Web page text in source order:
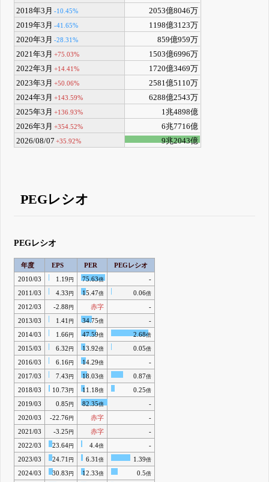
2018年3月 -10.45%
2053億8046万
2019年3月 -41.65%
1198億3123万
2020年3月 -28.31%
859億959万
2021年3月 +75.03%
1503億6996万
2022年3月 +14.41%
1720億3469万
2023年3月 +50.06%
2581億5110万
2024年3月 +143.59%
6288億2543万
2025年3月 +136.93%
1兆4898億
2026年3月 +354.52%
6兆7716億
2026/08/07 +35.92% 9兆2043億
PEGレシオ
PEGレシオ
年度 EPS PER
PEGレシオ
2010/03
1.19 円 75.63倍
-
2011/03
4.33 円 15.47倍 0.06倍
2012/03 -2.88 円 赤字
-
2013/03
1.41 円 34.75倍
-
2014/03
1.66円 47.59倍 2.68倍
2015/03 6.32 円 13.92倍 0.05倍
2016/03 6.16円 14.29倍
-
2017/03
7.43 円 18.03倍 0.87倍
2018/03 10.73 円 11.18倍 0.25倍
2019/03 0.85 円 82.35倍
-
2020/03
-22.76円 赤字
-
2021/03
-3.25 円 赤字
-
2022/03
23.64円 4.4倍
-
2023/03
24.71 円 6.31 倍 1.39倍
2024/03 30.83 円 12.33倍 0.5倍